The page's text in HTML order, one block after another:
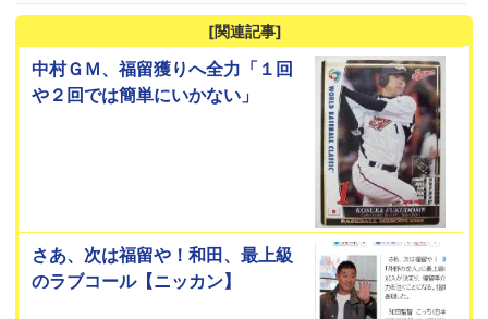
[関連記事]
中村ＧＭ、福留獲りへ全力「１回
や２回では簡単にいかない」
さあ、次は福留や！和田、最上級
のラブコール【ニッカン】